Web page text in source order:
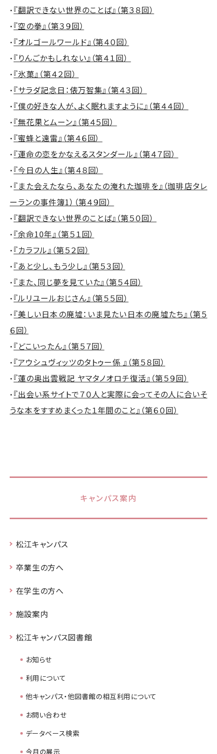
・ 『翻訳できない世界のことば』（第３８回）
・ 『空の拳』（第３９回）
・ 『オルゴールワールド』（第４０回）
・ 『りんごかもしれない』（第４１回）
・ 『氷菓』（第４２回）
・ 『サラダ記念日：俵万智集』（第４３回）
・ 『僕の好きな人が、よく眠れますように』（第４４回）
・ 『無花果とムーン』（第４５回）
・ 『蜜蜂と遠雷』（第４６回）
・ 『運命の恋をかなえるスタンダール』（第４７回）
・ 『今日の人生』（第４８回）
・ 『また会えたなら、あなたの淹れた珈琲を』（珈琲店タレ
ーランの事件簿1）（第４９回）
・ 『翻訳できない世界のことば』（第５０回）
・ 『余命10年』（第５１回）
・ 『カラフル』（第５２回）
・ 『あと少し、もう少し』（第５３回）
・ 『また、同じ夢を見ていた』（第５４回）
・ 『ルリユールおじさん』（第５５回）
・ 『美しい日本の廃墟：いま見たい日本の廃墟たち』（第５
６回）
・ 『どこいったん』（第５７回）
・ 『アウシュヴィッツのタトゥー係 』（第５８回）
・ 『蓮の奥出雲戦記 ヤマタノオロチ復活』（第５９回）
・ 『出会い系サイトで７０人と実際に会ってその人に合いそ
うな本をすすめまくった１年間のこと』（第６０回）
キャンパス案内
松江キャンパス
卒業生の方へ
在学生の方へ
施設案内
松江キャンパス図書館
お知らせ
利用について
他キャンパス・他図書館の相互利用について
お問い合わせ
データベース検索
今月の展示